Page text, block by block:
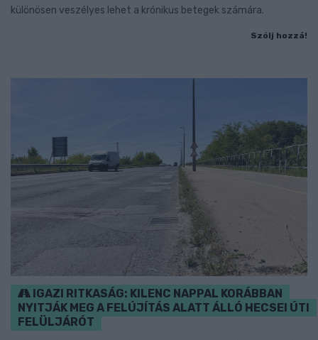
különösen veszélyes lehet a krónikus betegek számára.
Szólj hozzá!
IGAZI RITKASÁG: KILENC NAPPAL KORÁBBAN
NYITJÁK MEG A FELÚJÍTÁS ALATT ÁLLÓ HECSEI ÚTI
FELÜLJÁRÓT